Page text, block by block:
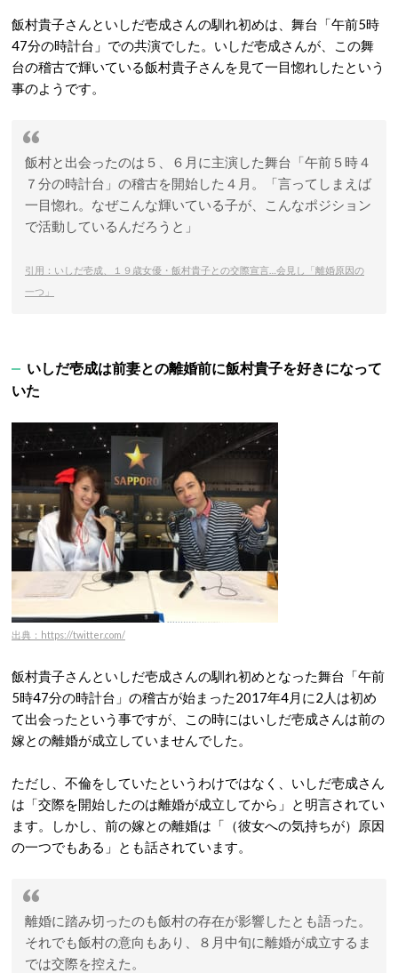
飯村貴子さんといしだ壱成さんの馴れ初めは、舞台「午前5時
47分の時計台」での共演でした。いしだ壱成さんが、この舞
台の稽古で輝いている飯村貴子さんを見て一目惚れしたという
事のようです。
飯村と出会ったのは５、６月に主演した舞台「午前５時４
７分の時計台」の稽古を開始した４月。「言ってしまえば
一目惚れ。なぜこんな輝いている子が、こんなポジション
で活動しているんだろうと」
引用：いしだ壱成、１９歳女優・飯村貴子との交際宣言…会見し「離婚原因の
一つ」
いしだ壱成は前妻との離婚前に飯村貴子を好きになって
いた
出典：https://twitter.com/
飯村貴子さんといしだ壱成さんの馴れ初めとなった舞台「午前
5時47分の時計台」の稽古が始まった2017年4月に2人は初め
て出会ったという事ですが、この時にはいしだ壱成さんは前の
嫁との離婚が成立していませんでした。
ただし、不倫をしていたというわけではなく、いしだ壱成さん
は「交際を開始したのは離婚が成立してから」と明言されてい
ます。しかし、前の嫁との離婚は「（彼女への気持ちが）原因
の一つでもある」とも話されています。
離婚に踏み切ったのも飯村の存在が影響したとも語った。
それでも飯村の意向もあり、８月中旬に離婚が成立するま
では交際を控えた。